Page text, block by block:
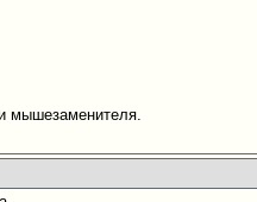
мышезаменителя.